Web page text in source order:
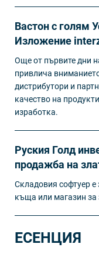
Вастон с голям
Изложение
Още от първите дни
привлича
дистрибутори и
качество на
изработка.
Руския Голд
продажба на
Складовия софтуер
къща или магазин за
ЕСЕНЦИЯ